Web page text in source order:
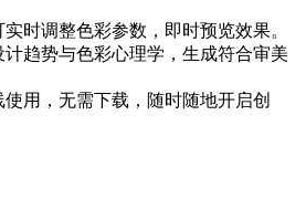
实时调整色彩参数，即时预览效果。
计趋势与色彩心理学，生成符合审美
使用，无需下载，随时随地开启创